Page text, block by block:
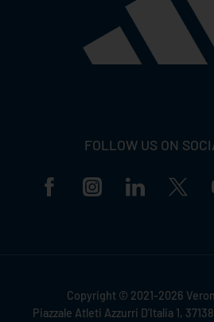
FOLLOW US ON
Copyright © 2021-2026
Piazzale Atleti Azzurri D'Italia 1,